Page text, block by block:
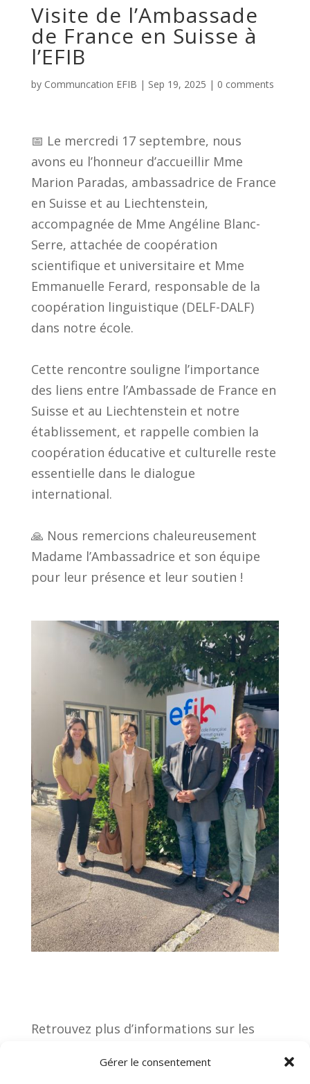
Gérer le consentement
Visite de l’Ambassade
de France en Suisse à
l’EFIB
by Communcation EFIB | Sep 19, 2025 | 0 comments
📅 Le mercredi 17 septembre, nous
avons eu l’honneur d’accueillir Mme
Marion Paradas, ambassadrice de France
en Suisse et au Liechtenstein,
accompagnée de Mme Angéline Blanc-
Serre, attachée de coopération
scientifique et universitaire et Mme
Emmanuelle Ferard, responsable de la
coopération linguistique (DELF-DALF)
dans notre école.
Cette rencontre souligne l’importance
des liens entre l’Ambassade de France en
Suisse et au Liechtenstein et notre
établissement, et rappelle combien la
coopération éducative et culturelle reste
essentielle dans le dialogue
international.
🙏 Nous remercions chaleureusement
Madame l’Ambassadrice et son équipe
pour leur présence et leur soutien !
Retrouvez plus d’informations sur les
l’actualité de l’école directement sur nos